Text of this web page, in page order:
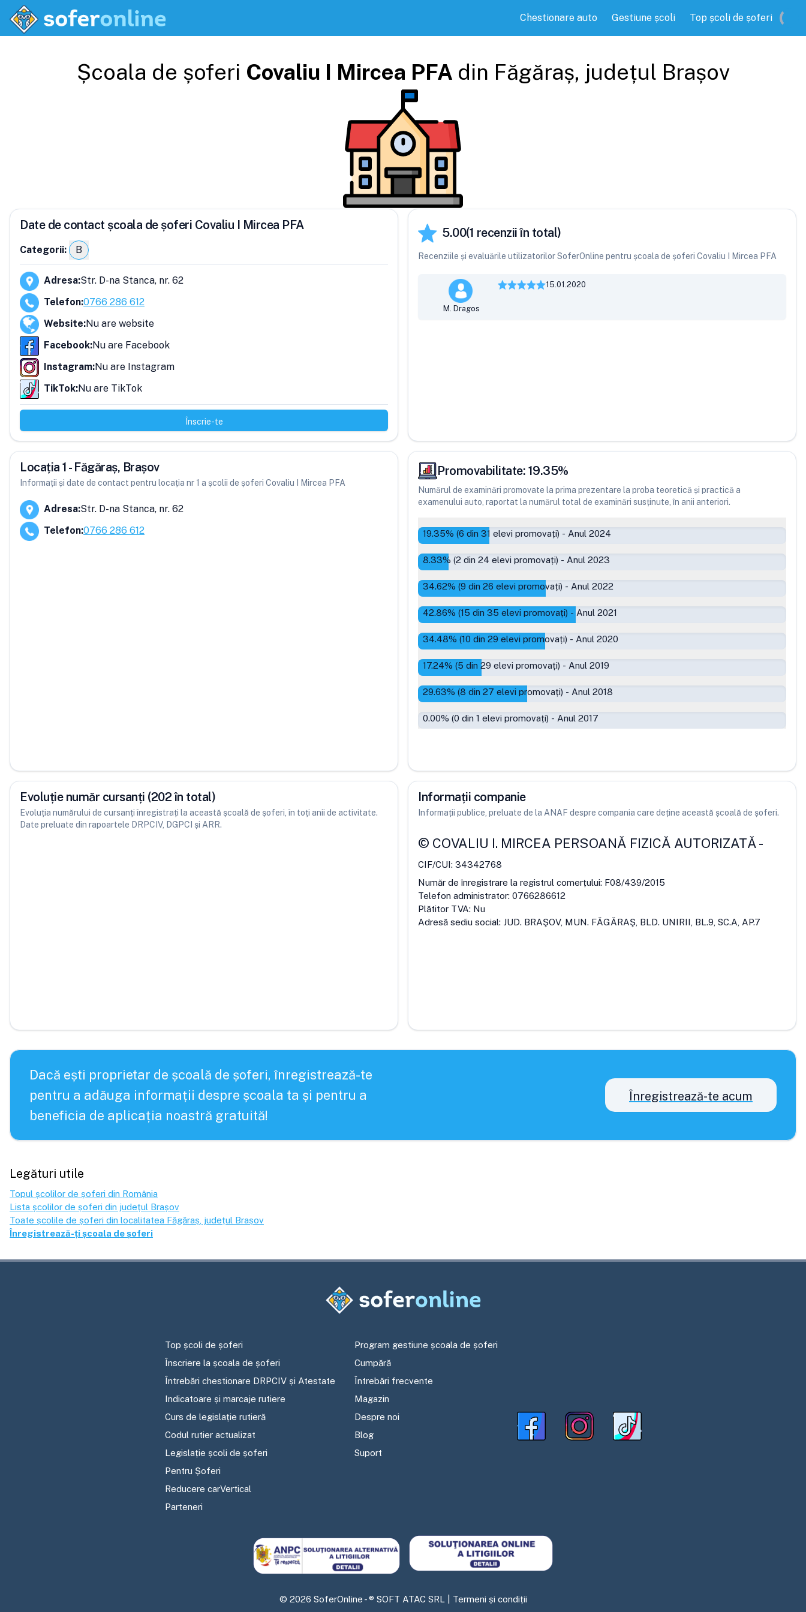
Chestionare auto Gestiune școli Top școli de șoferi
Școala de șoferi Covaliu I Mircea PFA din Făgăraș, județul Brașov
Date de contact școala de șoferi Covaliu I Mircea PFA
Categorii: B
Adresa:Str. D-na Stanca, nr. 62
Telefon:0766 286 612
Website:Nu are website
Facebook:Nu are Facebook
Instagram:Nu are Instagram
TikTok:Nu are TikTok
Înscrie-te
5.00(1 recenzii în total)
Recenziile și evaluările utilizatorilor SoferOnline pentru școala de șoferi Covaliu I Mircea PFA
M. Dragos
15.01.2020
Locația 1 - Făgăraș, Brașov
Informații și date de contact pentru locația nr 1 a școlii de șoferi Covaliu I Mircea PFA
Adresa:Str. D-na Stanca, nr. 62
Telefon:0766 286 612
Promovabilitate: 19.35%
Numărul de examinări promovate la prima prezentare la proba teoretică și practică a
examenului auto, raportat la numărul total de examinări susținute, în anii anteriori.
19.35% (6 din 31 elevi promovați) - Anul 2024
8.33% (2 din 24 elevi promovați) - Anul 2023
34.62% (9 din 26 elevi promovați) - Anul 2022
42.86% (15 din 35 elevi promovați) - Anul 2021
34.48% (10 din 29 elevi promovați) - Anul 2020
17.24% (5 din 29 elevi promovați) - Anul 2019
29.63% (8 din 27 elevi promovați) - Anul 2018
0.00% (0 din 1 elevi promovați) - Anul 2017
Evoluție număr cursanți (202 în total)
Evoluția numărului de cursanți înregistrați la această școală de șoferi, în toți anii de activitate.
Date preluate din rapoartele DRPCIV, DGPCI și ARR.
Informații companie
Informații publice, preluate de la ANAF despre compania care deține această școală de șoferi.
© COVALIU I. MIRCEA PERSOANĂ FIZICĂ AUTORIZATĂ-
CIF/CUI: 34342768
Număr de înregistrare la registrul comerțului: F08/439/2015
Telefon administrator: 0766286612
Plătitor TVA: Nu
Adresă sediu social: JUD. BRAŞOV, MUN. FĂGĂRAŞ, BLD. UNIRII, BL.9, SC.A, AP.7
Dacă ești proprietar de școală de șoferi, înregistrează-te
pentru a adăuga informații despre școala ta și pentru a
beneficia de aplicația noastră gratuită!
Înregistrează-te acum
Legături utile
Topul școlilor de șoferi din România
Lista școlilor de șoferi din județul Brașov
Toate școlile de șoferi din localitatea Făgăraș , județul Brașov
Înregistrează-ți școala de șoferi
Top școli de șoferi
Înscriere la școala de șoferi
Întrebări chestionare DRPCIV și Atestate
Indicatoare și marcaje rutiere
Curs de legislație rutieră
Codul rutier actualizat
Legislație școli de șoferi
Pentru Șoferi
Reducere carVertical
Parteneri
Program gestiune școala de șoferi
Cumpără
Întrebări frecvente
Magazin
Despre noi
Blog
Suport
© 2026 SoferOnline - ® SOFT ATAC SRL | Termeni și condiții